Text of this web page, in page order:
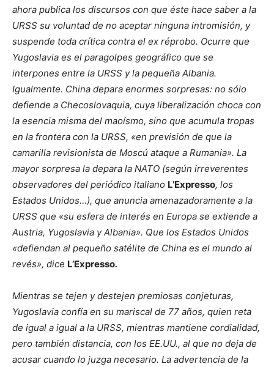
ahora publica los discursos con que éste hace saber a la
URSS su voluntad de no aceptar ninguna intromisión, y
suspende toda crítica contra el ex réprobo. Ocurre que
Yugoslavia es el paragolpes geográfico que se
interpones entre la URSS y la pequeña Albania.
Igualmente. China depara enormes sorpresas: no sólo
defiende a Checoslovaquia, cuya liberalización choca con
la esencia misma del maoísmo, sino que acumula tropas
en la frontera con la URSS, «en previsión de que la
camarilla revisionista de Moscú ataque a Rumania». La
mayor sorpresa la depara la NATO (según irreverentes
observadores del periódico italiano L’Expresso, los
Estados Unidos…), que anuncia amenazadoramente a la
URSS que «su esfera de interés en Europa se extiende a
Austria, Yugoslavia y Albania». Que los Estados Unidos
«defiendan al pequeño satélite de China es el mundo al
revés», dice L’Expresso.
Mientras se tejen y destejen premiosas conjeturas,
Yugoslavia confía en su mariscal de 77 años, quien reta
de igual a igual a la URSS, mientras mantiene cordialidad,
pero también distancia, con los EE.UU., al que no deja de
acusar cuando lo juzga necesario. La advertencia de la